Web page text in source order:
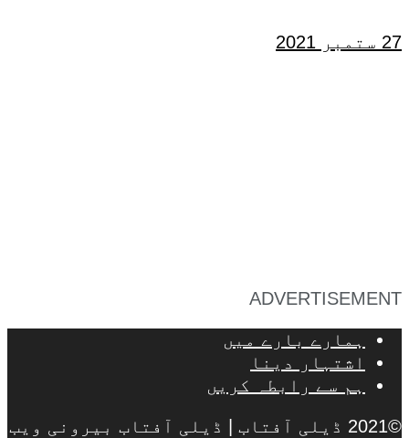
27 ستمبر 2021
ADVERTISEMENT
ہمارے بارے میں
اشتہار دینا
ہم سے رابطہ کریں
©2021 ڈیلی آفتاب | ڈیلی آفتاب بیرونی ویب